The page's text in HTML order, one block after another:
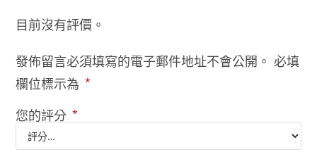
目前沒有評價。
發佈留言必須填寫的電子郵件地址不會公開。 必填
欄位標示為 *
您的評分 *